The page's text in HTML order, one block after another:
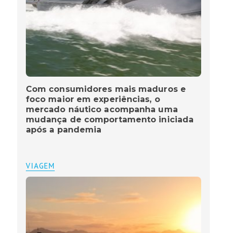
Com consumidores mais maduros e
foco maior em experiências, o
mercado náutico acompanha uma
mudança de comportamento iniciada
após a pandemia
VIAGEM